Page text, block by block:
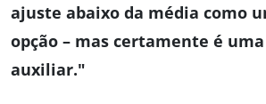
ajuste abaixo da média como
opção – mas certamente é
auxiliar."